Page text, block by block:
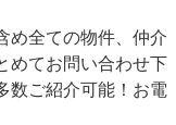
め全ての物件、仲介
めてお問い合わせ下
数ご紹介可能！お電